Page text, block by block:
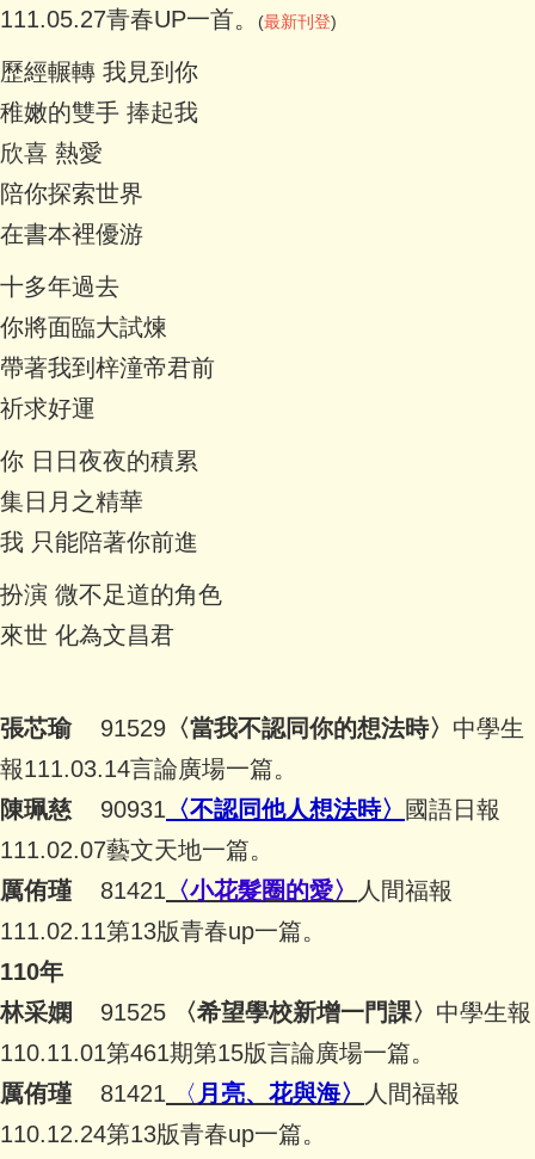
111.05.27青春UP一首。
(最新刊登)
歷經輾轉 我見到你
稚嫩的雙手 捧起我
欣喜 熱愛
陪你探索世界
在書本裡優游
十多年過去
你將面臨大試煉
帶著我到梓潼帝君前
祈求好運
你 日日夜夜的積累
集日月之精華
我 只能陪著你前進
扮演 微不足道的角色
來世 化為文昌君
張芯瑜 91529 〈當我不認同你的想法時〉 中學生
報111.03.14言論廣場一篇。
陳珮慈
90931 〈不認同他人想法時〉
國語日報
111.02.07藝文天地一篇。
厲侑瑾 81421 〈小花髮圈的愛〉
人間福報
111.02.11第13版青春up一篇。
110年
林采嫻 91525 〈希望學校新增一門課〉 中學生報
110.11.01第461期第15版言論廣場一篇。
厲侑瑾
81421 〈 月亮、花與海〉
人間福報
110.12.24第13版青春up一篇。